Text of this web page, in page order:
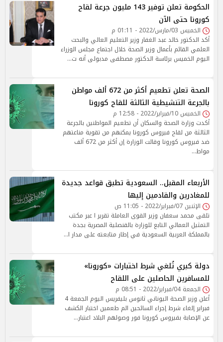
الحكومة تعلن توفير 143 مليون جرعة لقاح
كورونا حتى الآن
الخميس 03/مارس/2022 - 01:11 م
أكد الدكتور خالد عبد الغفار وزير التعليم العالي والبحث
العلمي القائم بأعمال وزير الصحة خلال اجتماع مجلس الوزراء
اليوم الخميس برئاسة الدكتور مصطفى مدبولى أنه ت…
الصحة تعلن تطعيم أكثر من 672 ألف مواطن
بالجرعة التنشيطية الثالثة للقاح كورونا
الخميس 10/فبراير/2022 - 12:58 م
أكدت وزارة الصحة والسكان أن تطعيم المواطنين بالجرعة
الثالثة من لقاح فيروس كورونا يمكنهم من تقوية مناعتهم
ضد فيروس كورونا وقالت الوزارة إن أكثر من 672 ألف
مواط…
الأربعاء المقبل.. السعودية تطبق قواعد جديدة
للمغادرين والقادمين إليها
الإثنين 07/فبراير/2022 - 11:05 ص
تلقى محمد سعفان وزير القوى العاملة تقرير ا عبر مكتب
التمثيل العمالي التابع للوزارة بالقنصلية المصرية بجدة
بالمملكة العربية السعودية في إطار متابعته على مدار ا…
دولة كبري تُلغي شرط اختبارات «كورونا»
للمسافرين الحاصلين على اللقاح
الجمعة 04/فبراير/2022 - 08:51 م
أعلن وزير الصحة اليوناني ثانوس بليفريس اليوم الجمعة 4
فبراير إلغاء شرط إجراء السائحين الم طعمين اختبار الكشف
عن الإصابة بفيروس كورونا فور وصولهم البلاد اعتبار…